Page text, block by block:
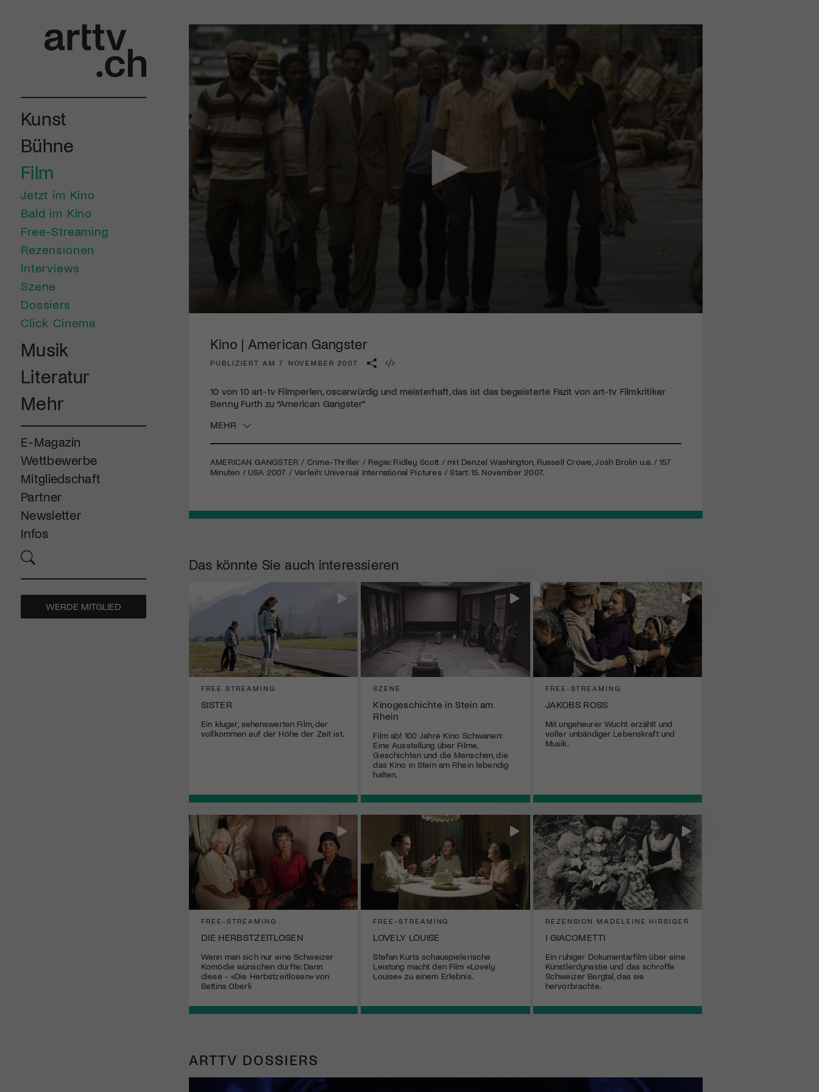
Kunst
Bühne
Film
Jetzt im Kino
Bald im Kino
Free-Streaming
Rezensionen
Interviews
Szene
Dossiers
Click Cinema
Musik
Literatur
Mehr
E-Magazin
Wettbewerbe
Mitgliedschaft
Partner
Newsletter
Infos
WERDE MITGLIED
Kino | American Gangster
PUBLIZIERT AM 7. NOVEMBER 2007
10 von 10 art-tv Filmperlen, oscarwürdig und meisterhaft, das ist das begeisterte Fazit von art-tv Filmkritiker
Benny Furth zu “American Gangster”
MEHR
AMERICAN GANGSTER / Crime-Thriller / Regie: Ridley Scott / mit Denzel Washington, Russell Crowe, Josh Brolin u.a. / 157
Minuten / USA 2007 / Verleih: Universal International Pictures / Start: 15. November 2007.
Das könnte Sie auch interessieren
FREE STREAMING
SISTER
Ein kluger, sehenswerten Film, der
vollkommen auf der Höhe der Zeit ist.
SZENE
Kinogeschichte in Stein am
Rhein
Film ab! 100 Jahre Kino Schwanen:
Eine Ausstellung über Filme,
Geschichten und die Menschen, die
das Kino in Stein am Rhein lebendig
halten.
FREE-STREAMING
JAKOBS ROSS
Mit ungeheurer Wucht erzählt und
voller unbändiger Lebenskraft und
Musik.
FREE-STREAMING
DIE HERBSTZEITLOSEN
Wenn man sich nur eine Schweizer
Komödie wünschen dürfte: Dann
diese - «Die Herbstzeitlosen» von
Bettina Oberli
FREE-STREAMING
LOVELY LOUISE
Stefan Kurts schauspielerische
Leistung macht den Film «Lovely
Louise» zu einem Erlebnis.
REZENSION MADELEINE HIRSIGER
I GIACOMETTI
Ein ruhiger Dokumentarfilm über eine
Künstlerdynastie und das schroffe
Schweizer Bergtal, das sie
hervorbrachte.
ARTTV DOSSIERS
Mach mit: «Be Part of the Art»!
Kulturinstitution und unterstütze unsere Arbeit.
diversen Kulturevents.
Jetzt Mitglied werden